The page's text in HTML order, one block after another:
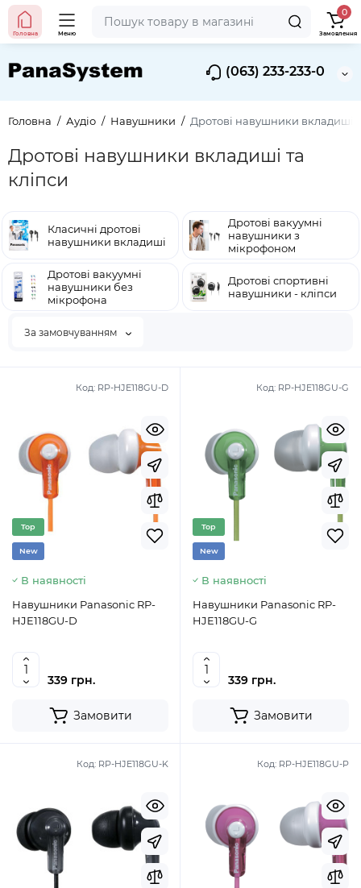
(063) 233-233-0
Головна Меню
0
Замовлення
Головна Аудіо Навушники Дротові навушники вкладиші
Дротові навушники вкладиші та
кліпси
Класичні дротові
навушники вкладиші
Дротові вакуумні
навушники з
мікрофоном
Дротові вакуумні
навушники без
мікрофона
Дротові спортивні
навушники - кліпси
За замовчуванням
Код: RP-HJE118GU-D
Top
New
В наявності
Навушники Panasonic RP-
HJE118GU-D
339 грн.
Замовити
Код: RP-HJE118GU-G
Top
New
В наявності
Навушники Panasonic RP-
HJE118GU-G
339 грн.
Замовити
Код: RP-HJE118GU-K Код: RP-HJE118GU-P